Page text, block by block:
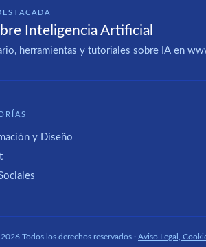
Inteligencia Artificial
herramientas y tutoriales sobre IA en
y Diseño
Todos los derechos reservados · Aviso Legal,